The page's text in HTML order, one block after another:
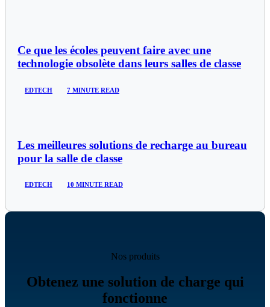
Ce que les écoles peuvent faire avec une
technologie obsolète dans leurs salles de classe
EDTECH 7 MINUTE READ
Les meilleures solutions de recharge au bureau
pour la salle de classe
EDTECH 10 MINUTE READ
Nos produits
Obtenez une solution de charge qui
fonctionne